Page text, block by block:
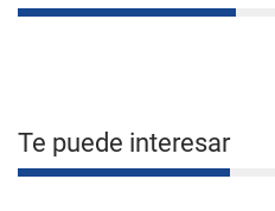
Te puede interesar